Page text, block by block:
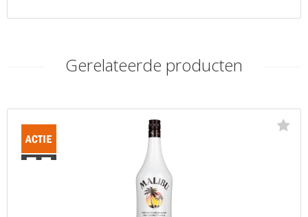
Gerelateerde producten